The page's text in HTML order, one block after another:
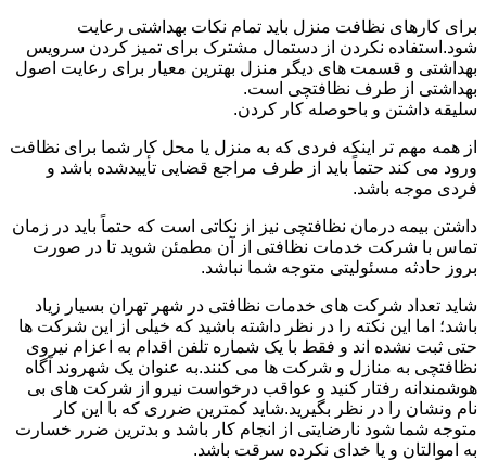
برای کارهای نظافت منزل باید تمام نکات بهداشتی رعایت
شود.استفاده نکردن از دستمال مشترک برای تمیز کردن سرویس
بهداشتی و قسمت های دیگر منزل بهترین معیار برای رعایت اصول
بهداشتی از طرف نظافتچی است.
سلیقه داشتن و باحوصله کار کردن.
از همه مهم تر اینکه فردی که به منزل یا محل کار شما برای نظافت
ورود می کند حتماً باید از طرف مراجع قضایی تأییدشده باشد و
فردی موجه باشد.
داشتن بیمه درمان نظافتچی نیز از نکاتی است که حتماً باید در زمان
تماس با شرکت خدمات نظافتی از آن مطمئن شوید تا در صورت
بروز حادثه مسئولیتی متوجه شما نباشد.
شاید تعداد شرکت های خدمات نظافتی در شهر تهران بسیار زیاد
باشد؛ اما این نکته را در نظر داشته باشید که خیلی از این شرکت ها
حتی ثبت نشده اند و فقط با یک شماره تلفن اقدام به اعزام نیروی
نظافتچی به منازل و شرکت ها می کنند.به عنوان یک شهروند آگاه
هوشمندانه رفتار کنید و عواقب درخواست نیرو از شرکت های بی
نام ونشان را در نظر بگیرید.شاید کمترین ضرری که با این کار
متوجه شما شود نارضایتی از انجام کار باشد و بدترین ضرر خسارت
به اموالتان و یا خدای نکرده سرقت باشد.